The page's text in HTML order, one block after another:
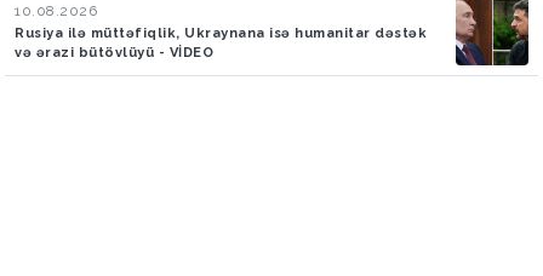
10.08.2026
Rusiya ilə müttəfiqlik, Ukraynana isə humanitar dəstək
və ərazi bütövlüyü - VİDEO